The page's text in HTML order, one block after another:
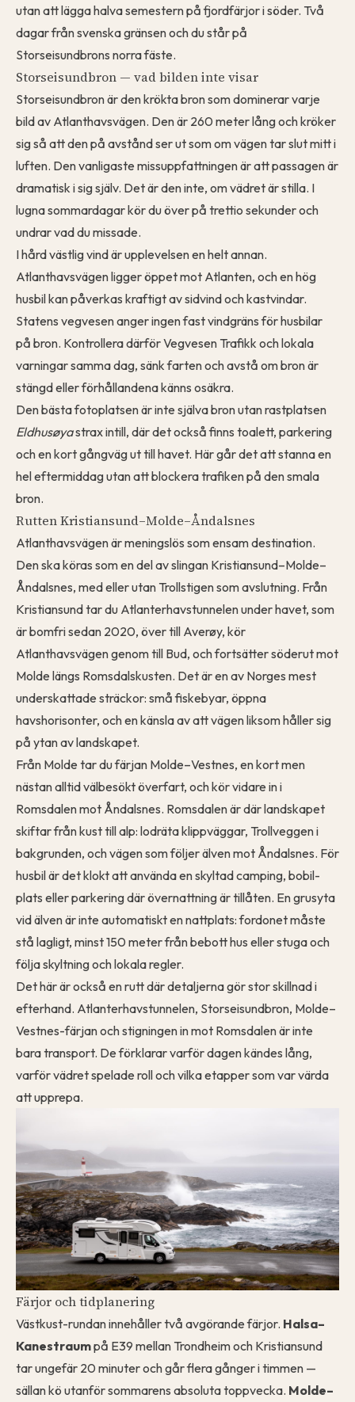
utan att lägga halva semestern på fjordfärjor i söder. Två
dagar från svenska gränsen och du står på
Storseisundbrons norra fäste.
Storseisundbron — vad bilden inte visar
Storseisundbron är den krökta bron som dominerar varje
bild av Atlanthavsvägen. Den är 260 meter lång och kröker
sig så att den på avstånd ser ut som om vägen tar slut mitt i
luften. Den vanligaste missuppfattningen är att passagen är
dramatisk i sig själv. Det är den inte, om vädret är stilla. I
lugna sommardagar kör du över på trettio sekunder och
undrar vad du missade.
I hård västlig vind är upplevelsen en helt annan.
Atlanthavsvägen ligger öppet mot Atlanten, och en hög
husbil kan påverkas kraftigt av sidvind och kastvindar.
Statens vegvesen anger ingen fast vindgräns för husbilar
på bron. Kontrollera därför Vegvesen Trafikk och lokala
varningar samma dag, sänk farten och avstå om bron är
stängd eller förhållandena känns osäkra.
Den bästa fotoplatsen är inte själva bron utan rastplatsen
Eldhusøyastrax intill, där det också finns toalett, parkering
och en kort gångväg ut till havet. Här går det att stanna en
hel eftermiddag utan att blockera trafiken på den smala
bron.
Rutten Kristiansund–Molde–Åndalsnes
Atlanthavsvägen är meningslös som ensam destination.
Den ska köras som en del av slingan Kristiansund–Molde–
Åndalsnes, med eller utan Trollstigen som avslutning. Från
Kristiansund tar du Atlanterhavstunnelen under havet, som
är bomfri sedan 2020, över till Averøy, kör
Atlanthavsvägen genom till Bud, och fortsätter söderut mot
Molde längs Romsdalskusten. Det är en av Norges mest
underskattade sträckor: små fiskebyar, öppna
havshorisonter, och en känsla av att vägen liksom håller sig
på ytan av landskapet.
Från Molde tar du färjan Molde–Vestnes, en kort men
nästan alltid välbesökt överfart, och kör vidare in i
Romsdalen mot Åndalsnes. Romsdalen är där landskapet
skiftar från kust till alp: lodräta klippväggar, Trollveggen i
bakgrunden, och vägen som följer älven mot Åndalsnes. För
husbil är det klokt att använda en skyltad camping, bobil-
plats eller parkering där övernattning är tillåten. En grusyta
vid älven är inte automatiskt en nattplats: fordonet måste
stå lagligt, minst 150 meter från bebott hus eller stuga och
följa skyltning och lokala regler.
Det här är också en rutt där detaljerna gör stor skillnad i
efterhand. Atlanterhavstunnelen, Storseisundbron, Molde–
Vestnes-färjan och stigningen in mot Romsdalen är inte
bara transport. De förklarar varför dagen kändes lång,
varför vädret spelade roll och vilka etapper som var värda
att upprepa.
Färjor och tidplanering
Västkust-rundan innehåller två avgörande färjor. Halsa–
Kanestraumpå E39 mellan Trondheim och Kristiansund
tar ungefär 20 minuter och går flera gånger i timmen —
sällan kö utanför sommarens absoluta toppvecka. Molde–